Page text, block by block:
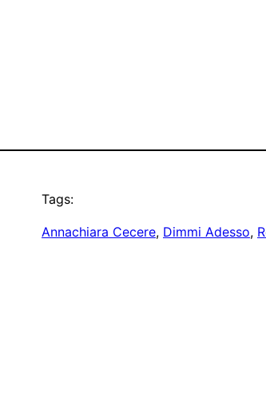
Tags:
Annachiara Cecere, Dimmi Adesso,